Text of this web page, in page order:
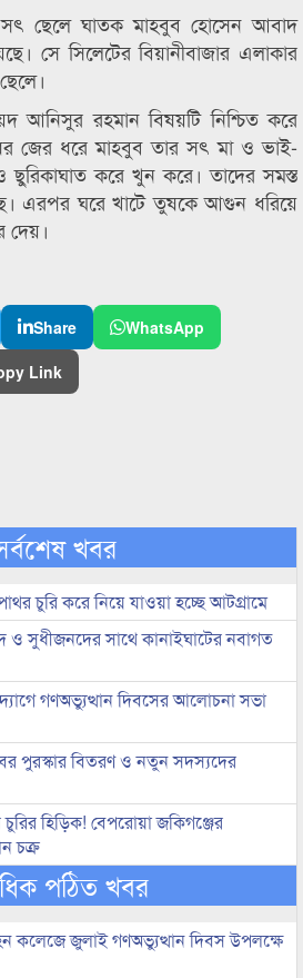
ছেলে ঘাতক মাহবুব হোসেন আবাদ
সে সিলেটের বিয়ানীবাজার এলাকার
আনিসুর রহমান বিষয়টি নিশ্চিত করে
জের ধরে মাহবুব তার সৎ মা ও ভাই-
করে খুন করে। তাদের সমস্ত
এরপর ঘরে খাটে তুষকে আগুন ধরিয়ে
দেয়।
Share
WhatsApp
Link
খবর
চুরি করে নিয়ে যাওয়া হচ্ছে আটগ্রামে
ও সুধীজনদের সাথে কানাইঘাটের নবাগত
গণঅভ্যুত্থান দিবসের আলোচনা সভা
পুরস্কার বিতরণ ও নতুন সদস্যদের
হিড়িক! বেপরোয়া জকিগঞ্জের
চক্র
পঠিত খবর
কলেজে জুলাই গণঅভ্যুত্থান দিবস উপলক্ষে